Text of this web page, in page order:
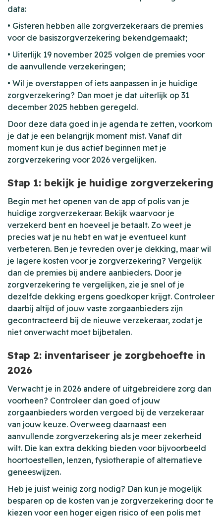
data:
• Gisteren hebben alle zorgverzekeraars de premies
voor de basiszorgverzekering bekendgemaakt;
• Uiterlijk 19 november 2025 volgen de premies voor
de aanvullende verzekeringen;
• Wil je overstappen of iets aanpassen in je huidige
zorgverzekering? Dan moet je dat uiterlijk op 31
december 2025 hebben geregeld.
Door deze data goed in je agenda te zetten, voorkom
je dat je een belangrijk moment mist. Vanaf dit
moment kun je dus actief beginnen met je
zorgverzekering voor 2026 vergelijken.
Stap 1: bekijk je huidige zorgverzekering
Begin met het openen van de app of polis van je
huidige zorgverzekeraar. Bekijk waarvoor je
verzekerd bent en hoeveel je betaalt. Zo weet je
precies wat je nu hebt en wat je eventueel kunt
verbeteren. Ben je tevreden over je dekking, maar wil
je lagere kosten voor je zorgverzekering? Vergelijk
dan de premies bij andere aanbieders. Door je
zorgverzekering te vergelijken, zie je snel of je
dezelfde dekking ergens goedkoper krijgt. Controleer
daarbij altijd of jouw vaste zorgaanbieders zijn
gecontracteerd bij de nieuwe verzekeraar, zodat je
niet onverwacht moet bijbetalen.
Stap 2: inventariseer je zorgbehoefte in
2026
Verwacht je in 2026 andere of uitgebreidere zorg dan
voorheen? Controleer dan goed of jouw
zorgaanbieders worden vergoed bij de verzekeraar
van jouw keuze. Overweeg daarnaast een
aanvullende zorgverzekering als je meer zekerheid
wilt. Die kan extra dekking bieden voor bijvoorbeeld
hoortoestellen, lenzen, fysiotherapie of alternatieve
geneeswijzen.
Heb je juist weinig zorg nodig? Dan kun je mogelijk
besparen op de kosten van je zorgverzekering door te
kiezen voor een hoger eigen risico of een polis met